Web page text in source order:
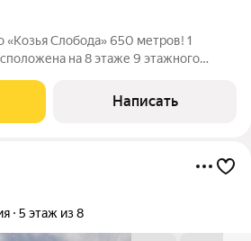
Слобода» 650 метров! 1
на 8 этаже 9 этажного
Квартира под ремонт, что
свои желания
Написать
5 этаж из 8